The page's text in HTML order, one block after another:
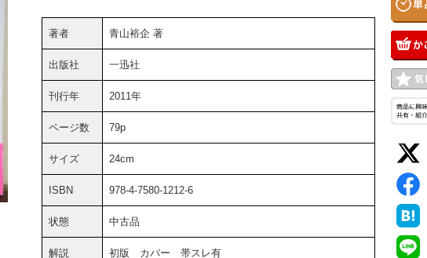
著者 青山裕企 著
出版社 一迅社
刊行年 2011年
ページ数 79p
サイズ 24cm
ISBN 978-4-7580-1212-6
状態 中古品
解説 初版 カバー 帯スレ有